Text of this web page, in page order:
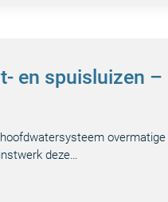
en spuisluizen
deze…